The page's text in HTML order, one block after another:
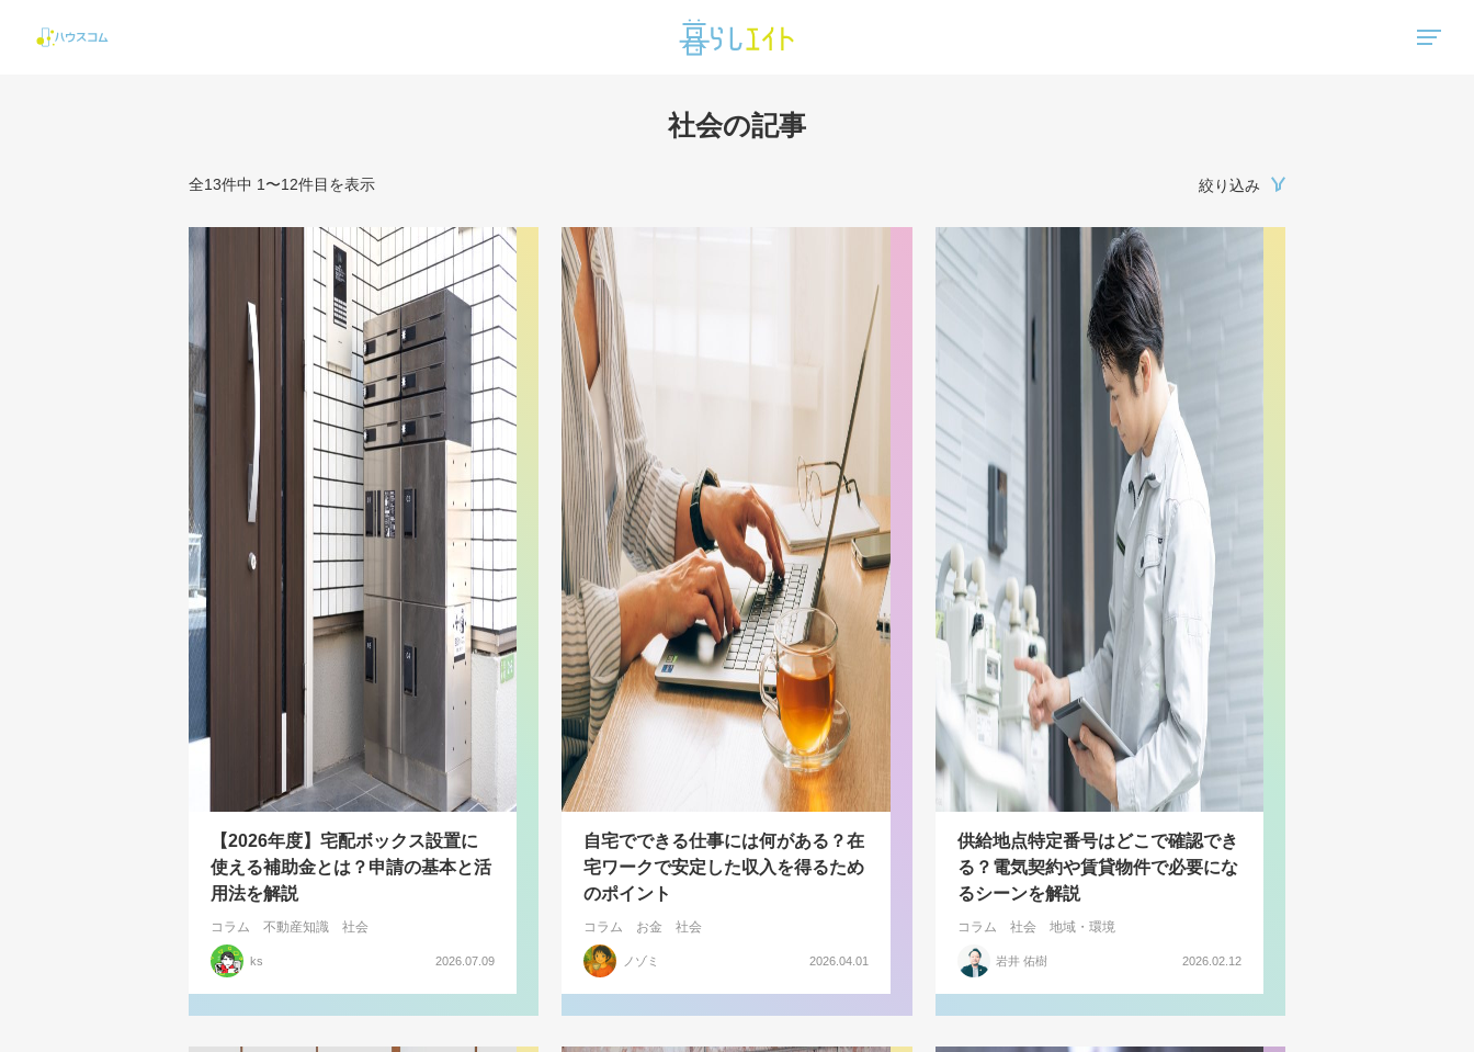
社会の記事
全13件中 1〜12件目を表示 絞り込み
【2026年度】宅配ボックス設置に
使える補助金とは？申請の基本と活
用法を解説
コラム 不動産知識 社会
ks 2026.07.09
自宅でできる仕事には何がある？在
宅ワークで安定した収入を得るため
のポイント
コラム お金 社会
ノゾミ 2026.04.01
供給地点特定番号はどこで確認でき
る？電気契約や賃貸物件で必要にな
るシーンを解説
コラム 社会 地域・環境
岩井 佑樹 2026.02.12